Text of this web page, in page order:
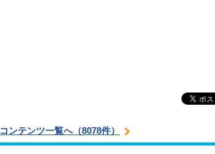
コンテンツ一覧へ（8078件）